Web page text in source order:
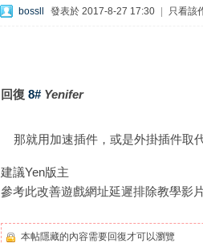
bossll 發表於 2017-8-27 17:30 只看該
回復 8# Yenifer
那就用加速插件，或是外掛插件取
建議Yen版主
參考此改善遊戲網址延遲排除教學影
本帖隱藏的內容需要回復才可以瀏覽